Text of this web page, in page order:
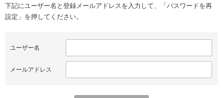
下記にユーザー名と登録メールアドレスを入力して、「パスワードを再
設定」を押してください。
ユーザー名
メールアドレス